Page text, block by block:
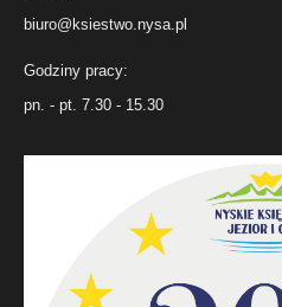
biuro@ksiestwo.nysa.pl
Godziny pracy:
pn. - pt. 7.30 - 15.30